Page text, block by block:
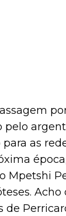
pelo
as
Mpetshi
de